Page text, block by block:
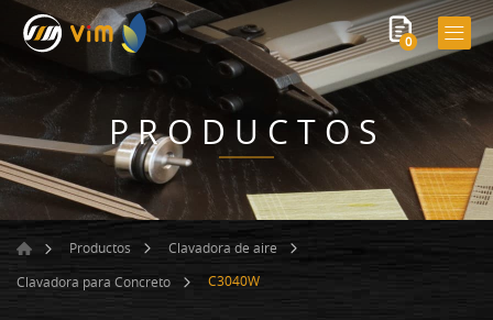
0
PRODUCTOS
Productos
Clavadora de aire
Clavadora para Concreto
C3040W